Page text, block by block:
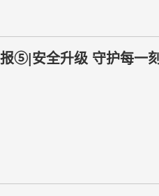
报⑤|安全升级 守护每一